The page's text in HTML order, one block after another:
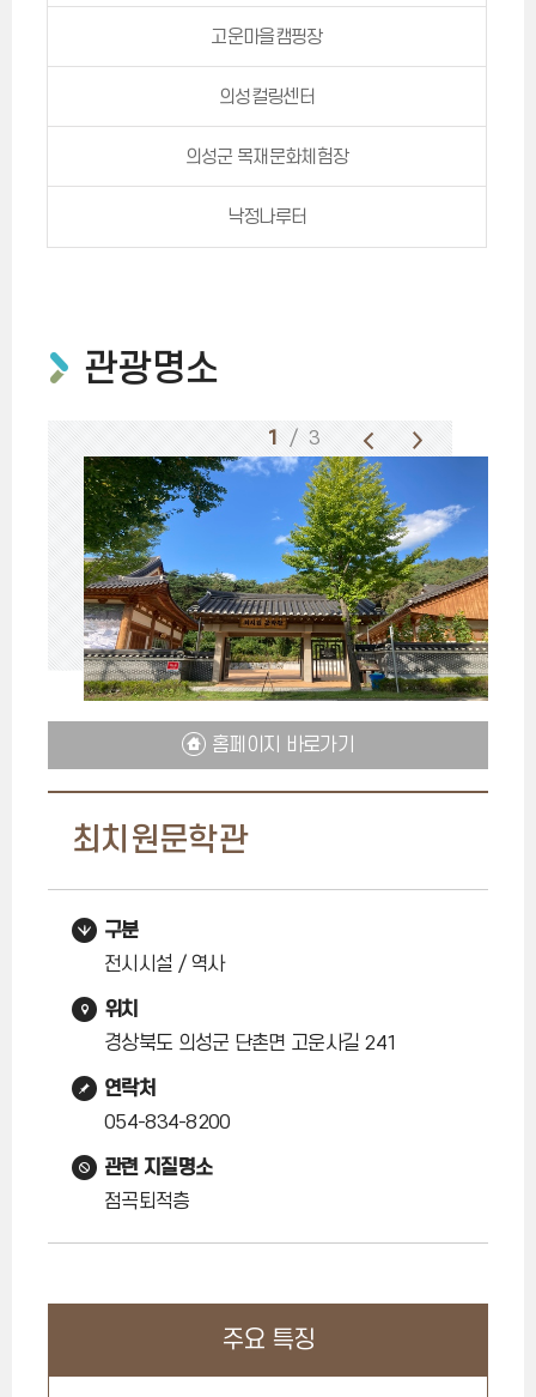
고운마을캠핑장
의성컬링센터
의성군 목재문화체험장
낙정나루터
관광명소
1 / 3
최치원문학관
홈페이지 바로가기
구분
전시시설 / 역사
위치
경상북도 의성군 단촌면 고운사길 241
연락처
054-834-8200
관련 지질명소
점곡퇴적층
주요 특징